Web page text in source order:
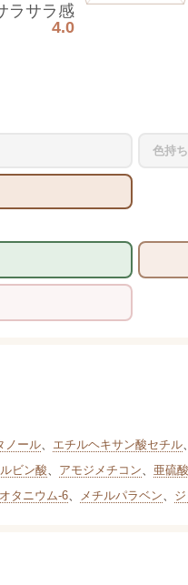
ラサラ感
4.0
色持
ノール、 エチルヘキサン酸セチル、
ビン酸、 アモジメチコン、 亜硫
タニウム-6、 メチルパラベン、